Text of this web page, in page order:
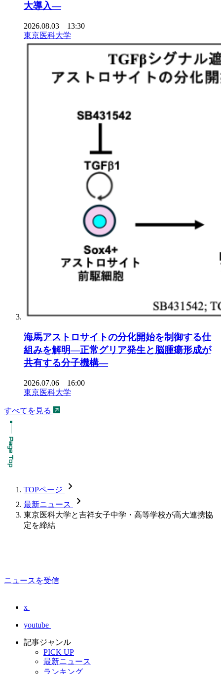
大導入―
2026.08.03 13:30
東京医科大学
海馬アストロサイトの分化開始を制御する仕
組みを解明―正常グリア発生と脳腫瘍形成が
共有する分子機構―
2026.07.06 16:00
東京医科大学
すべてを見る
TOPページ chevron_forward
最新ニュース chevron_forward
東京医科大学と吉祥女子中学・高等学校が高大連携協
定を締結
ニュースを受信
x
youtube
記事ジャンル
PICK UP
最新ニュース
ランキング